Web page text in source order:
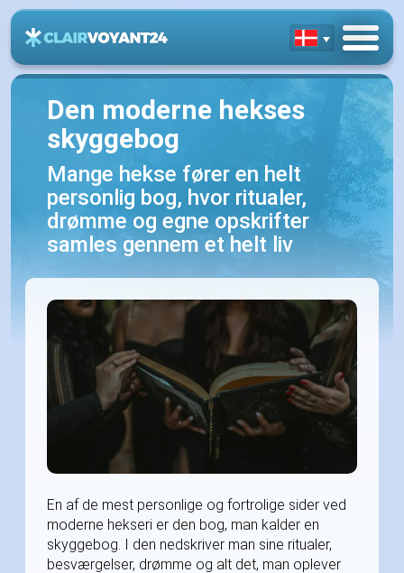
Den moderne hekses
skyggebog
Mange hekse fører en helt
personlig bog, hvor ritualer,
drømme og egne opskrifter
samles gennem et helt liv
En af de mest personlige og fortrolige sider ved
moderne hekseri er den bog, man kalder en
skyggebog. I den nedskriver man sine ritualer,
besværgelser, drømme og alt det, man oplever